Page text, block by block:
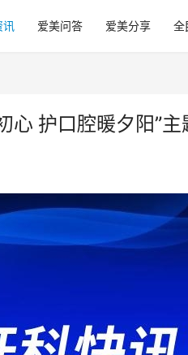
讯 爱美问答 爱美分享 全
心 护口腔暖夕阳”